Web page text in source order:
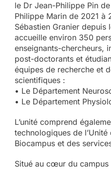
le Dr Jean-Philippe Pin
Philippe Marin de 2021 à
Sébastien Granier depuis
accueille environ 350
enseignants-chercheurs,
post-doctorants et
équipes de recherche et
scientifiques :
• Le Département
• Le Département
L’unité comprend
technologiques de l’Unité
Biocampus et des
Situé au cœur du